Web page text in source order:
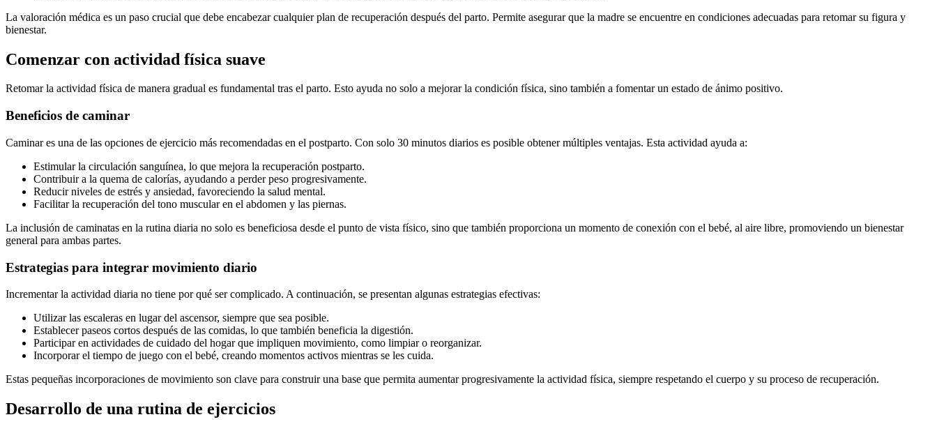
La valoración médica es un paso crucial que debe encabezar cualquier plan de recuperación después del parto. Permite asegurar que la madre se encuentre en condiciones adecuadas para retomar su figura y
bienestar.
Comenzar con actividad física suave
Retomar la actividad física de manera gradual es fundamental tras el parto. Esto ayuda no solo a mejorar la condición física, sino también a fomentar un estado de ánimo positivo.
Beneficios de caminar
Caminar es una de las opciones de ejercicio más recomendadas en el postparto. Con solo 30 minutos diarios es posible obtener múltiples ventajas. Esta actividad ayuda a:
Estimular la circulación sanguínea, lo que mejora la recuperación postparto.
Contribuir a la quema de calorías, ayudando a perder peso progresivamente.
Reducir niveles de estrés y ansiedad, favoreciendo la salud mental.
Facilitar la recuperación del tono muscular en el abdomen y las piernas.
La inclusión de caminatas en la rutina diaria no solo es beneficiosa desde el punto de vista físico, sino que también proporciona un momento de conexión con el bebé, al aire libre, promoviendo un bienestar
general para ambas partes.
Estrategias para integrar movimiento diario
Incrementar la actividad diaria no tiene por qué ser complicado. A continuación, se presentan algunas estrategias efectivas:
Utilizar las escaleras en lugar del ascensor, siempre que sea posible.
Establecer paseos cortos después de las comidas, lo que también beneficia la digestión.
Participar en actividades de cuidado del hogar que impliquen movimiento, como limpiar o reorganizar.
Incorporar el tiempo de juego con el bebé, creando momentos activos mientras se les cuida.
Estas pequeñas incorporaciones de movimiento son clave para construir una base que permita aumentar progresivamente la actividad física, siempre respetando el cuerpo y su proceso de recuperación.
Desarrollo de una rutina de ejercicios